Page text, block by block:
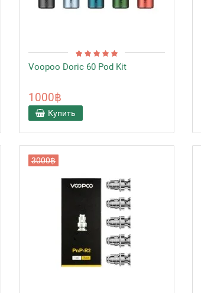
Voopoo Doric 60 Pod Kit
1000฿
Купить
3000฿